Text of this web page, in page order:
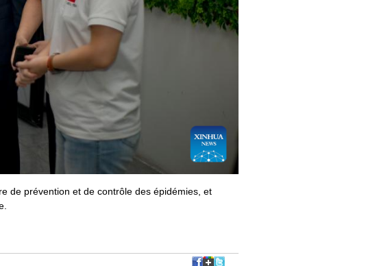
de prévention et de contrôle des épidémies, et